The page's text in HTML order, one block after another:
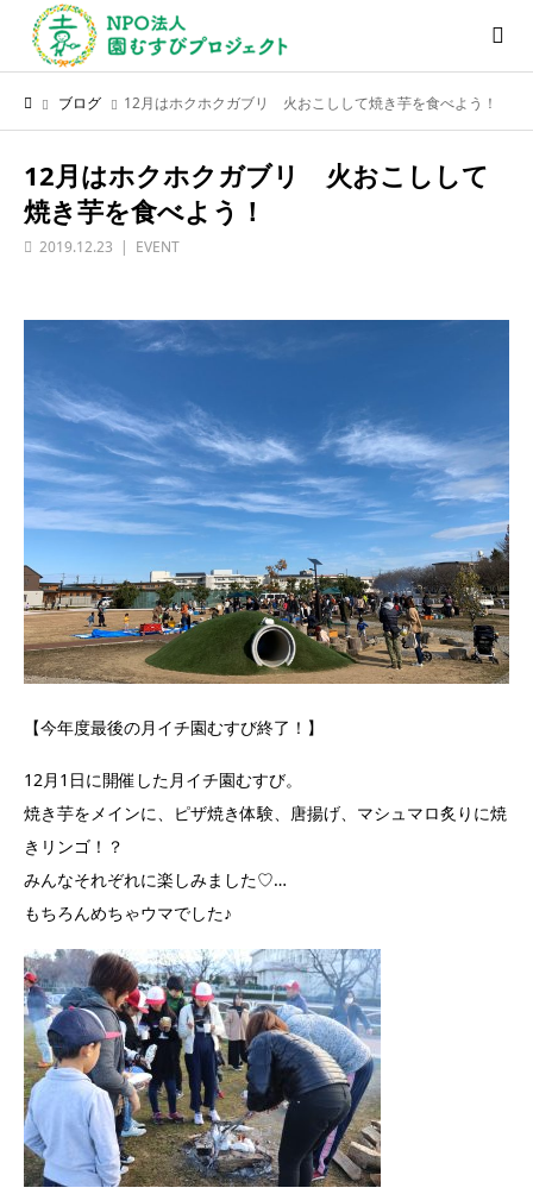
ブログ 12月はホクホクガブリ 火おこしして焼き芋を食べよう！
12月はホクホクガブリ 火おこしして
焼き芋を食べよう！
2019.12.23 EVENT
【今年度最後の月イチ園むすび終了！】
12月1日に開催した月イチ園むすび。
焼き芋をメインに、ピザ焼き体験、唐揚げ、マシュマロ炙りに焼
きリンゴ！？
みんなそれぞれに楽しみました♡…
もちろんめちゃウマでした♪